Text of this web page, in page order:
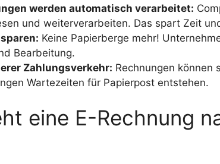
werden automatisch verarbeitet:
und weiterverarbeiten. Das spart Zeit
Keine Papierberge mehr!
Bearbeitung.
Zahlungsverkehr: Rechnungen können
Wartezeiten für Papierpost entstehen.
eine E-Rechnung